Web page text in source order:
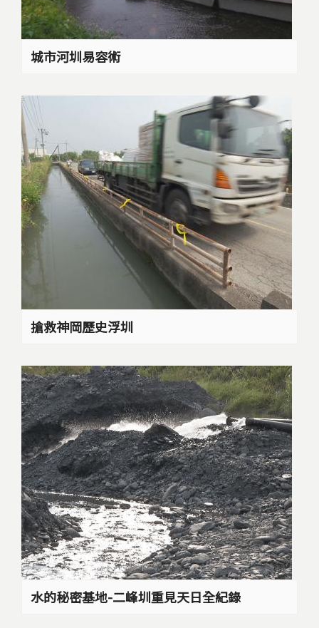
城市河圳易容術
搶救神岡歷史浮圳
水的秘密基地-二峰圳重見天日全紀錄